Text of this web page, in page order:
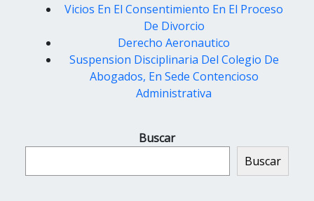
Vicios En El Consentimiento En El Proceso
De Divorcio
Derecho Aeronautico
Suspension Disciplinaria Del Colegio De
Abogados, En Sede Contencioso
Administrativa
Buscar
Buscar